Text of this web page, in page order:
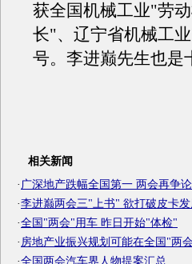
获全国机械工业"劳动
长"、辽宁省机械工
号。李进巅先生也是
相关新闻
· 广深地产跌幅全国第一 两会再争
·李进巅两会三"上书" 欲打破皮卡发
·全国"两会"用车 昨日开始"体检"
· 房地产业振兴规划可能在全国"两
·全国两会汽车界人物提案汇总